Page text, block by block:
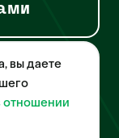
«Пет-Ес»
сети Интернет и
вы даете
отношении